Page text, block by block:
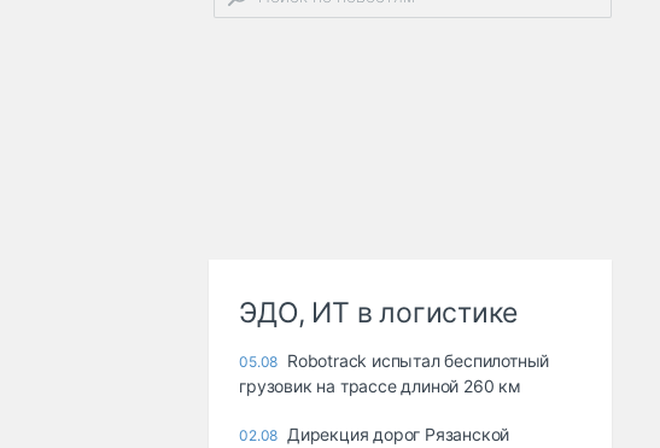
ЭДО, ИТ в логистике
05.08 Robotrack испытал беспилотный
грузовик на трассе длиной 260 км
02.08 Дирекция дорог Рязанской